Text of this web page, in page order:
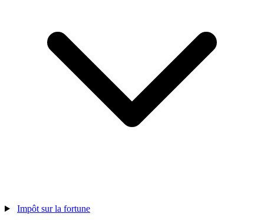
Impôt sur la fortune